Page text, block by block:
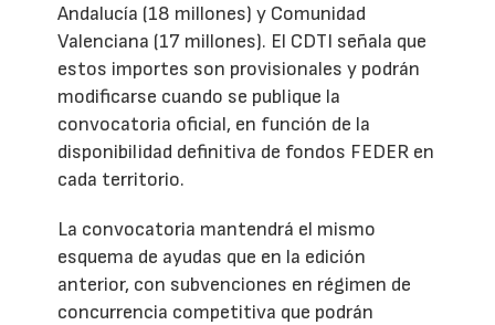
Andalucía (18 millones) y Comunidad
Valenciana (17 millones). El CDTI señala que
estos importes son provisionales y podrán
modificarse cuando se publique la
convocatoria oficial, en función de la
disponibilidad definitiva de fondos FEDER en
cada territorio.
La convocatoria mantendrá el mismo
esquema de ayudas que en la edición
anterior, con subvenciones en régimen de
concurrencia competitiva que podrán